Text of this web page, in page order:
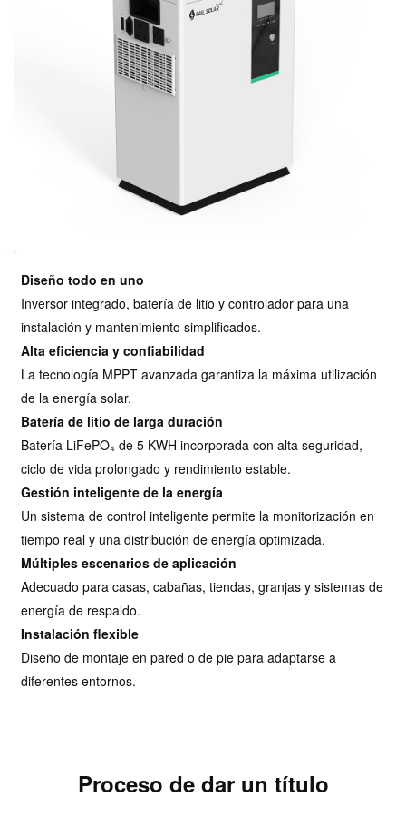
Diseño todo en uno
Inversor integrado, batería de litio y controlador para una
instalación y mantenimiento simplificados.
Alta eficiencia y confiabilidad
La tecnología MPPT avanzada garantiza la máxima utilización
de la energía solar.
Batería de litio de larga duración
Batería LiFePO₄ de 5 KWH incorporada con alta seguridad,
ciclo de vida prolongado y rendimiento estable.
Gestión inteligente de la energía
Un sistema de control inteligente permite la monitorización en
tiempo real y una distribución de energía optimizada.
Múltiples escenarios de aplicación
Adecuado para casas, cabañas, tiendas, granjas y sistemas de
energía de respaldo.
Instalación flexible
Diseño de montaje en pared o de pie para adaptarse a
diferentes entornos.
Proceso de dar un título